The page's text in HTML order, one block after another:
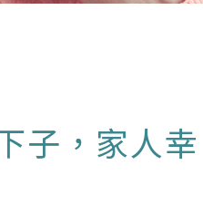
子，家人幸